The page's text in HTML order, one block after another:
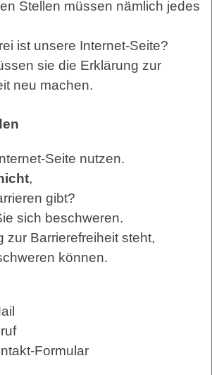
Stellen müssen nämlich jedes
ist unsere Internet-Seite?
sie die Erklärung zur
neu machen.
Seite nutzen.
,
gibt?
sich beschweren.
zur Barrierefreiheit steht,
können.
Formular